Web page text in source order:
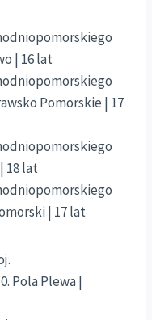
| 16 lat
Pomorskie | 17
18 lat
| 17 lat
Pola Plewa |